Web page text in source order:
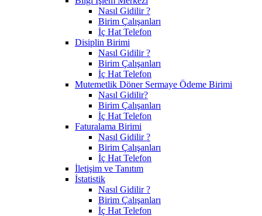
Nasıl Gidilir ?
Birim Çalışanları
İç Hat Telefon
Disiplin Birimi
Nasıl Gidilir ?
Birim Çalışanları
İç Hat Telefon
Mutemetlik Döner Sermaye Ödeme Birimi
Nasıl Gidilir?
Birim Çalışanları
İç Hat Telefon
Faturalama Birimi
Nasıl Gidilir ?
Birim Çalışanları
İç Hat Telefon
İletişim ve Tanıtım
İstatistik
Nasıl Gidilir ?
Birim Çalışanları
İç Hat Telefon